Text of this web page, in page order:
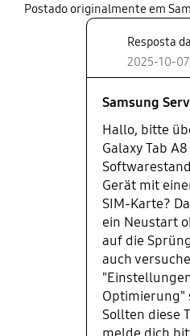
Postado originalmente em
Resposta
2025-10-07
Samsung
Hallo, bitte
Galaxy Tab
Gerät mit
SIM-Karte?
ein Neustart
auf die
auch
Optimierung"
Sollten diese